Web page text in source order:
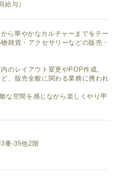
給与）
ら華やかなカルチャーまでをテー
雑貨・アクセサリーなどの販売・
のレイアウト変更やPOP作成、
、販売全般に関わる業務に携われ
な空間を感じながら楽しくやり甲
番-35他2階